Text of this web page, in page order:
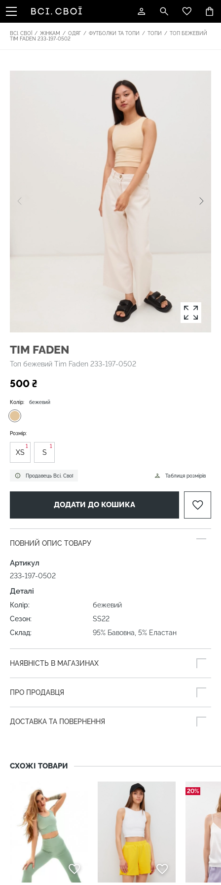
ВСІ. СВОЇ / ЖІНКАМ / ОДЯГ / ФУТБОЛКИ ТА ТОПИ / ТОПИ / ТОП БЕЖЕВИЙ
TIM FADEN 233-197-0502
TIM FADEN
Топ бежевий Tim Faden 233-197-0502
500 ₴
Продавець Всі. Свої
Колір: бежевий
Таблиця розмірів
Розмір:
XS
1
S
1
ДОДАТИ ДО КОШИКА
ПОВНИЙ ОПИС ТОВАРУ
Артикул
233-197-0502
Деталі
Колір:
бежевий
Сезон:
SS22
Склад:
95% Бавовна, 5% Еластан
НАЯВНІСТЬ В МАГАЗИНАХ
ПРО ПРОДАВЦЯ
ДОСТАВКА ТА ПОВЕРНЕННЯ
СХОЖІ ТОВАРИ
20%